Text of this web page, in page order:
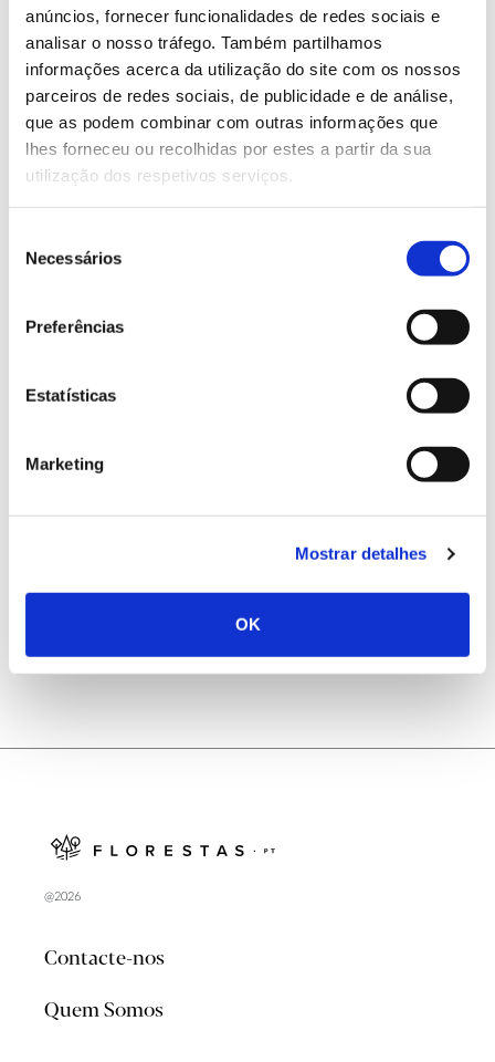
anúncios, fornecer funcionalidades de redes sociais e
analisar o nosso tráfego. Também partilhamos
informações acerca da utilização do site com os nossos
parceiros de redes sociais, de publicidade e de análise,
que as podem combinar com outras informações que
lhes forneceu ou recolhidas por estes a partir da sua
utilização dos respetivos serviços.
Necessários
Preferências
Estatísticas
Marketing
Mostrar detalhes
OK
Saiba mais e inscreva-se
13.07.2026
Genoma do priolo e de outras espécies em risco:
Registar galhas de Trichi em acácia-das-espigas:
cidadãos chamados a ajudar
Natureza e florestas procuram jovens voluntários
@2026
Contacte-nos
Quem Somos